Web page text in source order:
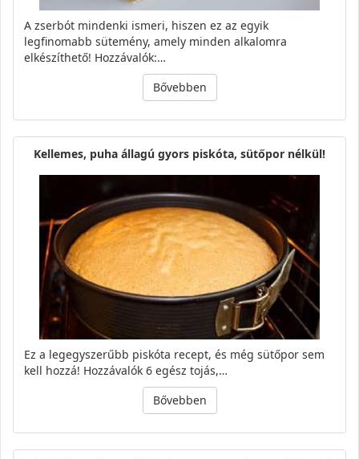
A zserbót mindenki ismeri, hiszen ez az egyik
legfinomabb sütemény, amely minden alkalomra
elkészíthető! Hozzávalók:…
Bővebben
Kellemes, puha állagú gyors piskóta, sütőpor nélkül!
Ez a legegyszerűbb piskóta recept, és még sütőpor sem
kell hozzá! Hozzávalók 6 egész tojás,…
Bővebben